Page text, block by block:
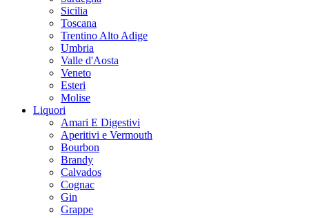
Sicilia
Toscana
Trentino Alto Adige
Umbria
Valle d'Aosta
Veneto
Esteri
Molise
Liquori
Amari E Digestivi
Aperitivi e Vermouth
Bourbon
Brandy
Calvados
Cognac
Gin
Grappe